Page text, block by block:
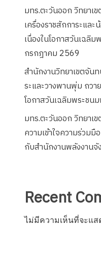
มทร.ตะวันออก วิทยาเ
เครื่องราชสักการะแล
เนื่องในโอกาสวันเฉลิ
กรกฎาคม 2569
สำนักงานวิทยาเขตจัน
ระและวางพานพุ่ม ถว
โอกาสวันเฉลิมพระชน
มทร.ตะวันออก วิทยาเ
ความเข้าใจความร่วมมื
กับสำนักงานพลังงาน
Recent
ไม่มีความเห็นที่จะแส